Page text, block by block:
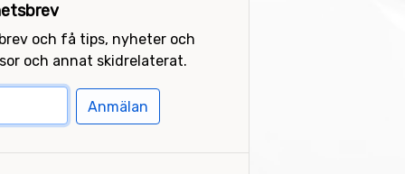
och få tips, nyheter och
och annat skidrelaterat.
Anmälan